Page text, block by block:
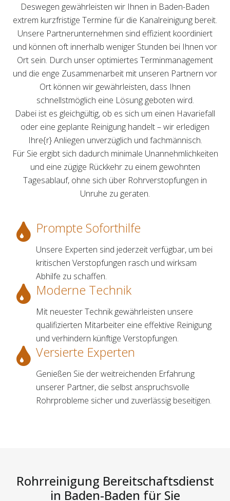
Deswegen gewährleisten wir Ihnen in Baden-Baden
extrem kurzfristige Termine für die Kanalreinigung bereit.
Unsere Partnerunternehmen sind effizient koordiniert
und können oft innerhalb weniger Stunden bei Ihnen vor
Ort sein. Durch unser optimiertes Terminmanagement
und die enge Zusammenarbeit mit unseren Partnern vor
Ort können wir gewährleisten, dass Ihnen
schnellstmöglich eine Lösung geboten wird.
Dabei ist es gleichgültig, ob es sich um einen Havariefall
oder eine geplante Reinigung handelt – wir erledigen
Ihre{r} Anliegen unverzüglich und fachmännisch.
Für Sie ergibt sich dadurch minimale Unannehmlichkeiten
und eine zügige Rückkehr zu einem gewohnten
Tagesablauf, ohne sich über Rohrverstopfungen in
Unruhe zu geraten.
Prompte Soforthilfe
Unsere Experten sind jederzeit verfügbar, um bei
kritischen Verstopfungen rasch und wirksam
Abhilfe zu schaffen.
Moderne Technik
Mit neuester Technik gewährleisten unsere
qualifizierten Mitarbeiter eine effektive Reinigung
und verhindern künftige Verstopfungen.
Versierte Experten
Genießen Sie der weitreichenden Erfahrung
unserer Partner, die selbst anspruchsvolle
Rohrprobleme sicher und zuverlässig beseitigen.
Rohrreinigung Bereitschaftsdienst
in Baden-Baden für Sie